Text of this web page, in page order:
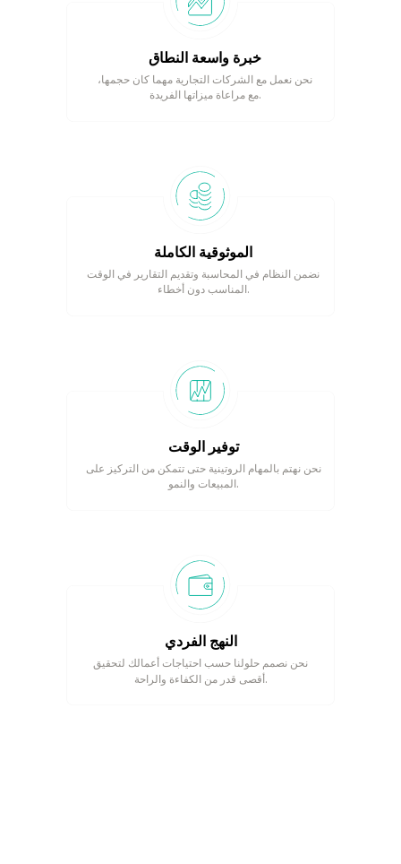
نحن نصمم حلولنا حسب احتياجات أعمالك لتحقيق
أقصى قدر من الكفاءة والراحة.
النهج الفردي
نضمن النظام في المحاسبة وتقديم التقارير في الوقت
المناسب دون أخطاء.
الموثوقية الكاملة
نحن نهتم بالمهام الروتينية حتى تتمكن من التركيز على
المبيعات والنمو.
توفير الوقت
نحن نعمل مع الشركات التجارية مهما كان حجمها،
مع مراعاة ميزاتها الفريدة.
خبرة واسعة النطاق